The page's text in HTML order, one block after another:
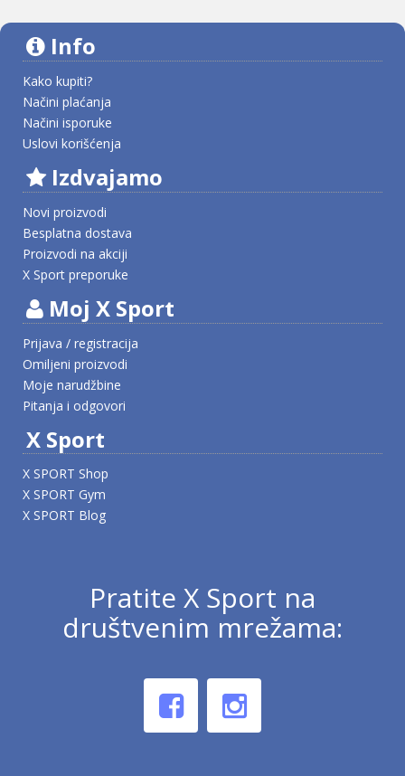
Info
Kako kupiti?
Načini plaćanja
Načini isporuke
Uslovi korišćenja
Izdvajamo
Novi proizvodi
Besplatna dostava
Proizvodi na akciji
X Sport preporuke
Moj X Sport
Prijava / registracija
Omiljeni proizvodi
Moje narudžbine
Pitanja i odgovori
X Sport
X SPORT Shop
X SPORT Gym
X SPORT Blog
Pratite X Sport na
društvenim mrežama: